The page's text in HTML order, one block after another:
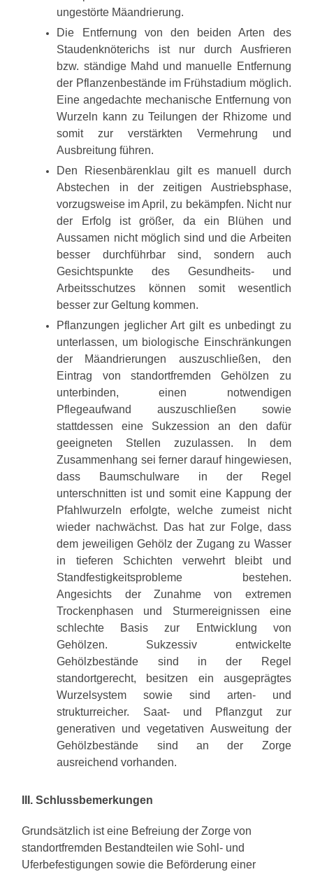
ungestörte Mäandrierung.
Die Entfernung von den beiden Arten des
Staudenknöterichs ist nur durch Ausfrieren
bzw. ständige Mahd und manuelle Entfernung
der Pflanzenbestände im Frühstadium möglich.
Eine angedachte mechanische Entfernung von
Wurzeln kann zu Teilungen der Rhizome und
somit zur verstärkten Vermehrung und
Ausbreitung führen.
Den Riesenbärenklau gilt es manuell durch
Abstechen in der zeitigen Austriebsphase,
vorzugsweise im April, zu bekämpfen. Nicht nur
der Erfolg ist größer, da ein Blühen und
Aussamen nicht möglich sind und die Arbeiten
besser durchführbar sind, sondern auch
Gesichtspunkte des Gesundheits- und
Arbeitsschutzes können somit wesentlich
besser zur Geltung kommen.
Pflanzungen jeglicher Art gilt es unbedingt zu
unterlassen, um biologische Einschränkungen
der Mäandrierungen auszuschließen, den
Eintrag von standortfremden Gehölzen zu
unterbinden, einen notwendigen
Pflegeaufwand auszuschließen sowie
stattdessen eine Sukzession an den dafür
geeigneten Stellen zuzulassen. In dem
Zusammenhang sei ferner darauf hingewiesen,
dass Baumschulware in der Regel
unterschnitten ist und somit eine Kappung der
Pfahlwurzeln erfolgte, welche zumeist nicht
wieder nachwächst. Das hat zur Folge, dass
dem jeweiligen Gehölz der Zugang zu Wasser
in tieferen Schichten verwehrt bleibt und
Standfestigkeitsprobleme bestehen.
Angesichts der Zunahme von extremen
Trockenphasen und Sturmereignissen eine
schlechte Basis zur Entwicklung von
Gehölzen. Sukzessiv entwickelte
Gehölzbestände sind in der Regel
standortgerecht, besitzen ein ausgeprägtes
Wurzelsystem sowie sind arten- und
strukturreicher. Saat- und Pflanzgut zur
generativen und vegetativen Ausweitung der
Gehölzbestände sind an der Zorge
ausreichend vorhanden.
III. Schlussbemerkungen
Grundsätzlich ist eine Befreiung der Zorge von
standortfremden Bestandteilen wie Sohl- und
Uferbefestigungen sowie die Beförderung einer